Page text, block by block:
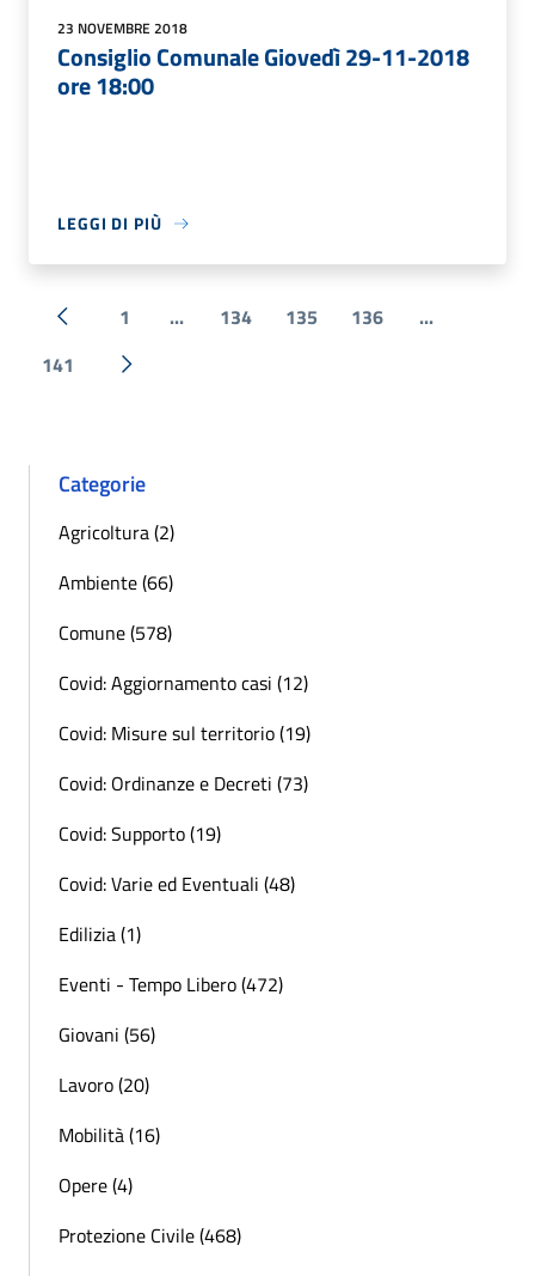
23 NOVEMBRE 2018
Consiglio Comunale Giovedì 29-11-2018
ore 18:00
LEGGI DI PIÙ
« Precedente
1 ... 134 135 136
...
141
Successiva »
Categorie
Agricoltura (2)
Ambiente (66)
Comune (578)
Covid: Aggiornamento casi (12)
Covid: Misure sul territorio (19)
Covid: Ordinanze e Decreti (73)
Covid: Supporto (19)
Covid: Varie ed Eventuali (48)
Edilizia (1)
Eventi - Tempo Libero (472)
Giovani (56)
Lavoro (20)
Mobilità (16)
Opere (4)
Protezione Civile (468)